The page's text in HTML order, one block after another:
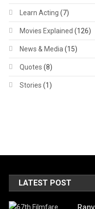
Learn Acting (7)
Movies Explained (126)
News & Media (15)
Quotes (8)
Stories (1)
LATEST POST